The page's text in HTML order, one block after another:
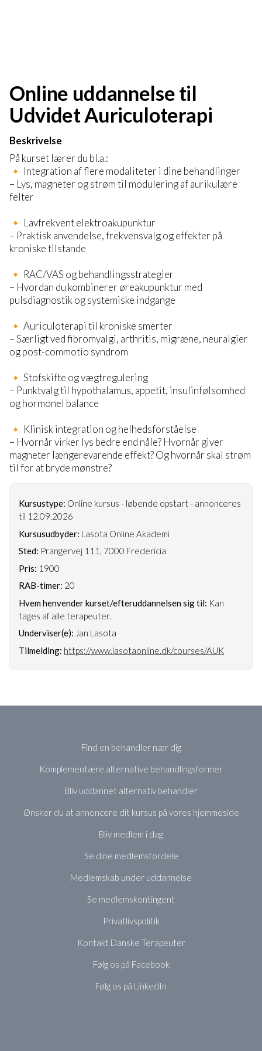
Online uddannelse til
Udvidet Auriculoterapi
Beskrivelse
På kurset lærer du bl.a.:
🔸 Integration af flere modaliteter i dine behandlinger
– Lys, magneter og strøm til modulering af aurikulære
felter
🔸 Lavfrekvent elektroakupunktur
– Praktisk anvendelse, frekvensvalg og effekter på
kroniske tilstande
🔸 RAC/VAS og behandlingsstrategier
– Hvordan du kombinerer øreakupunktur med
pulsdiagnostik og systemiske indgange
🔸 Auriculoterapi til kroniske smerter
– Særligt ved fibromyalgi, arthritis, migræne, neuralgier
og post-commotio syndrom
🔸 Stofskifte og vægtregulering
– Punktvalg til hypothalamus, appetit, insulinfølsomhed
og hormonel balance
🔸 Klinisk integration og helhedsforståelse
– Hvornår virker lys bedre end nåle? Hvornår giver
magneter længerevarende effekt? Og hvornår skal strøm
til for at bryde mønstre?
Kursustype: Online kursus - løbende opstart - annonceres
til 12.09.2026
Kursusudbyder: Lasota Online Akademi
Sted: Prangervej 111, 7000 Fredericia
Pris: 1900
RAB-timer: 20
Hvem henvender kurset/efteruddannelsen sig til: Kan
tages af alle terapeuter.
Underviser(e): Jan Lasota
Tilmelding: https://www.lasotaonline.dk/courses/AUK
Find en behandler nær dig
Komplementære alternative behandlingsformer
Bliv uddannet alternativ behandler
Ønsker du at annoncere dit kursus på vores hjemmeside
Bliv medlem i dag
Se dine medlemsfordele
Medlemskab under uddannelse
Se medlemskontingent
Privatlivspolitik
Kontakt Danske Terapeuter
Følg os på Facebook
Følg os på LinkedIn